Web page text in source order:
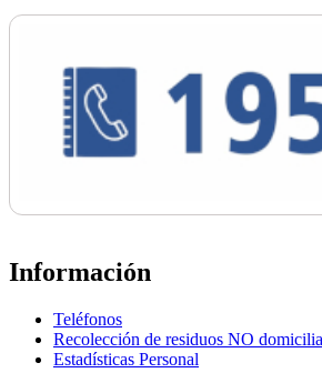
Información
Teléfonos
Recolección de residuos NO
Estadísticas Personal